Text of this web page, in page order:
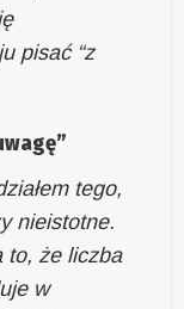
pisać “z
tego,
nieistotne.
to, że liczba
w